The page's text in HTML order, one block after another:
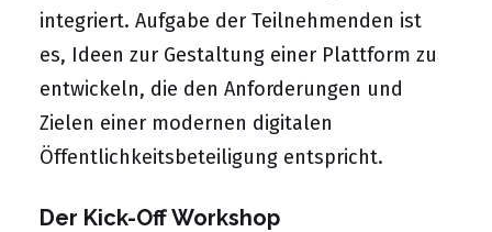
integriert. Aufgabe der Teilnehmenden ist
es, Ideen zur Gestaltung einer Plattform zu
entwickeln, die den Anforderungen und
Zielen einer modernen digitalen
Öffentlichkeitsbeteiligung entspricht.
Der Kick-Off Workshop